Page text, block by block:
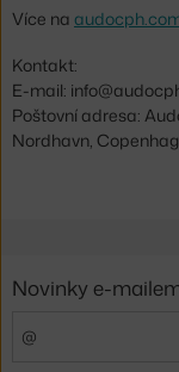
Více na
Kontakt:
E-mail:
Poštovní adresa:
Nordhavn,
Novinky e-